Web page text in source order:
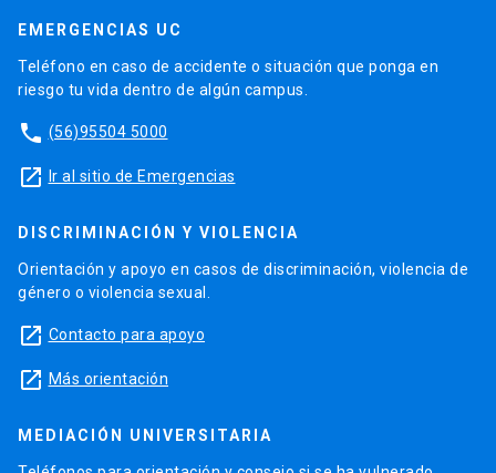
EMERGENCIAS UC
Teléfono en caso de accidente o situación que ponga en
riesgo tu vida dentro de algún campus.
phone (56)95504 5000
launch Ir al sitio de Emergencias
DISCRIMINACIÓN Y VIOLENCIA
Orientación y apoyo en casos de discriminación, violencia de
género o violencia sexual.
launch Contacto para apoyo
launch Más orientación
MEDIACIÓN UNIVERSITARIA